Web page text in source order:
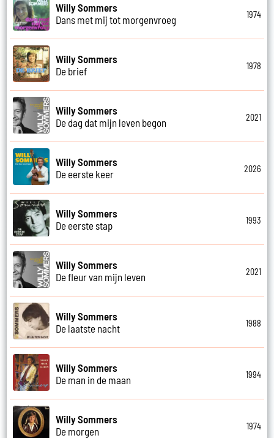
Willy Sommers
Dans met mij tot morgenvroeg
1974
Willy Sommers
De brief
1978
Willy Sommers
De dag dat mijn leven begon
2021
Willy Sommers
De eerste keer
2026
Willy Sommers
De eerste stap
1993
Willy Sommers
De fleur van mijn leven
2021
Willy Sommers
De laatste nacht
1988
Willy Sommers
De man in de maan
1994
Willy Sommers
De morgen
1974